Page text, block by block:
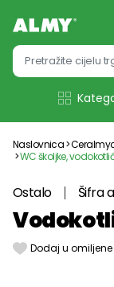
Naslovnica
WC školjke,
Ostalo Šifra
Dodaj u omiljene